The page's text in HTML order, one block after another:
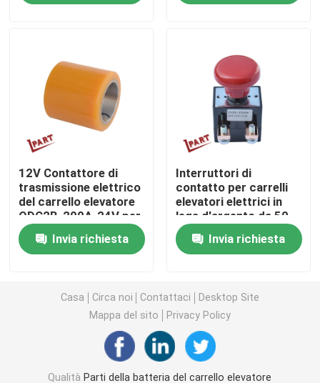
Parti della batteria del carrello elevatore
Ruota motrice del carrello elevatore
Regolatore del motore del carrello elevatore
Motore elettrico del carrello elevatore
Luci del carrello elevatore del LED
Maniglia del carrello elevatore
12V Contattore di
trasmissione elettrico
del carrello elevatore
QDC2B-200A-24V per
pallet elettrici
certificato CE / RoHS
Invia richiesta
Interruttori di
contatto per carrelli
elevatori elettrici in
lega d'argento da 50
000 cicli per una
maggiore affidabilità
Invia richiesta
Casa Circa noi Contattaci
Desktop Site
Mappa del sito
Privacy Policy
Qualità Parti della batteria del carrello elevatore